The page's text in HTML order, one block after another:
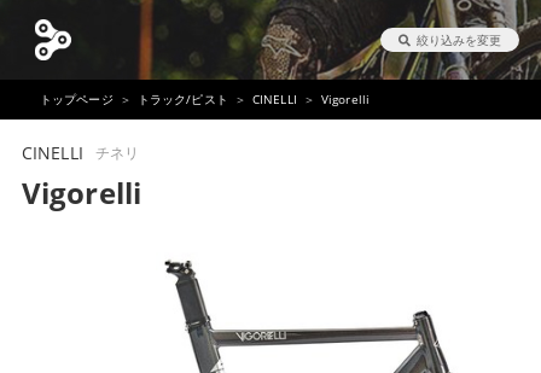
絞り込みを変更
トップページ トラック/ピスト CINELLI Vigorelli
CINELLI チネリ
Vigorelli